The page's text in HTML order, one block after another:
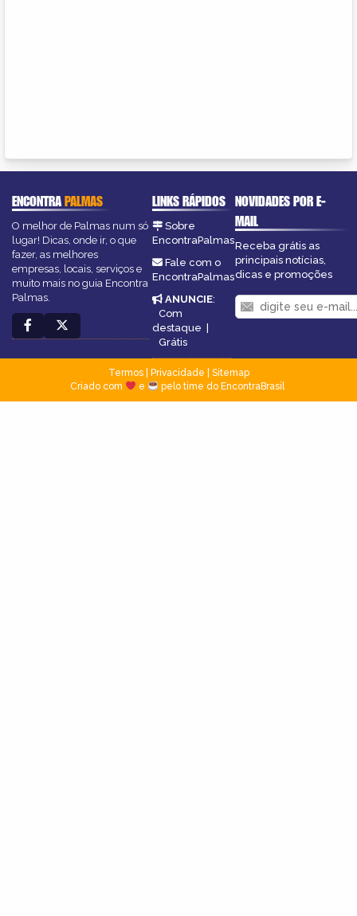
ENCONTRAPALMAS
O melhor de Palmas num só
lugar! Dicas, onde ir, o que
fazer, as melhores
empresas, locais, serviços e
muito mais no guia Encontra
Palmas.
LINKS RÁPIDOS
Sobre
EncontraPalmas
Fale com o
EncontraPalmas
ANUNCIE:
Com
destaque |
Grátis
NOVIDADES POR E-
MAIL
Receba grátis as
principais notícias,
dicas e promoções
Termos| Privacidade
Sitemap
Criado com
e pelo time do EncontraBrasil